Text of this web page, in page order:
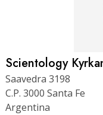
Scientology
Saavedra 3198
C.P. 3000 Santa Fe
Argentina